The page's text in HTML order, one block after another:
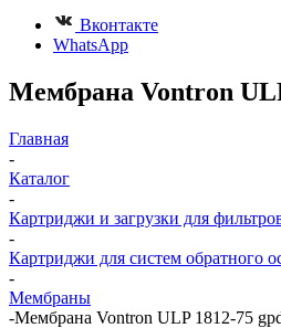
Вконтакте
WhatsApp
Мембрана Vontron
Главная
-
Каталог
-
Картриджи и загрузки для
-
Картриджи для систем обратного
-
Мембраны
-Мембрана Vontron ULP 1812-75